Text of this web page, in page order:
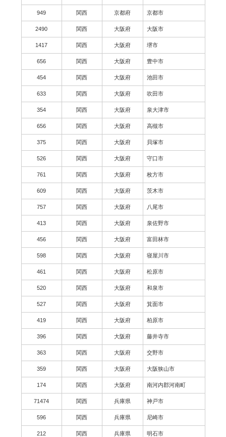
949 関西 京都府 京都市
2490 関西 大阪府 大阪市
1417 関西 大阪府 堺市
656 関西 大阪府 豊中市
454 関西 大阪府 池田市
633 関西 大阪府 吹田市
354 関西 大阪府 泉大津市
656 関西 大阪府 高槻市
375 関西 大阪府 貝塚市
526 関西 大阪府 守口市
761 関西 大阪府 枚方市
609 関西 大阪府 茨木市
757 関西 大阪府 八尾市
413 関西 大阪府 泉佐野市
456 関西 大阪府 富田林市
598 関西 大阪府 寝屋川市
461 関西 大阪府 松原市
520 関西 大阪府 和泉市
527 関西 大阪府 箕面市
419 関西 大阪府 柏原市
396 関西 大阪府 藤井寺市
363 関西 大阪府 交野市
359 関西 大阪府 大阪狭山市
174 関西 大阪府 南河内郡河南町
71474 関西 兵庫県 神戸市
596 関西 兵庫県 尼崎市
212 関西 兵庫県 明石市